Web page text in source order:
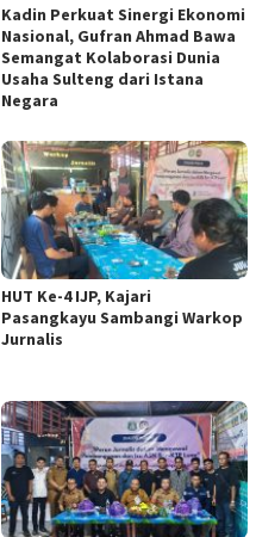
Kadin Perkuat Sinergi Ekonomi
Nasional, Gufran Ahmad Bawa
Semangat Kolaborasi Dunia
Usaha Sulteng dari Istana
Negara
HUT Ke-4 IJP, Kajari
Pasangkayu Sambangi Warkop
Jurnalis